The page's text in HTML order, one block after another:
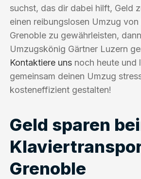
suchst, das dir dabei hilft, Geld
einen reibungslosen Umzug
Grenoble zu gewährleisten,
Umzugskönig Gärtner Luzern
Kontaktiere uns noch heute und
gemeinsam deinen Umzug
kosteneffizient gestalten!
Geld sparen
Grenoble